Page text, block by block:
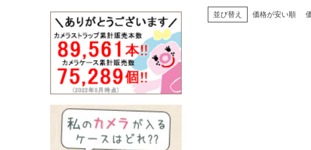
並び替え 価格が安い順